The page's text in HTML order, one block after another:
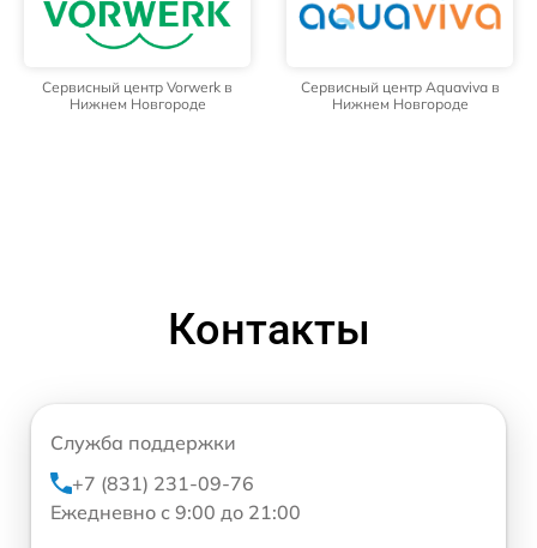
Сервисный центр Vorwerk в
Нижнем Новгороде
Сервисный центр Aquaviva в
Нижнем Новгороде
Контакты
Служба поддержки
+7 (831) 231-09-76
Ежедневно с 9:00 до 21:00